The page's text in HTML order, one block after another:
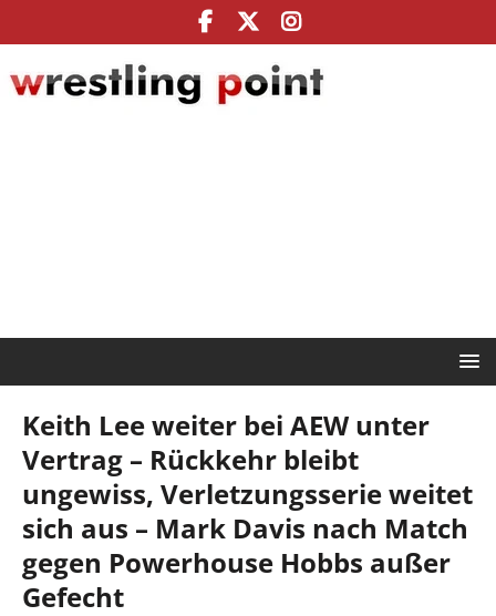
Keith Lee weiter bei AEW unter
Vertrag – Rückkehr bleibt
ungewiss, Verletzungsserie weitet
sich aus – Mark Davis nach Match
gegen Powerhouse Hobbs außer
Gefecht